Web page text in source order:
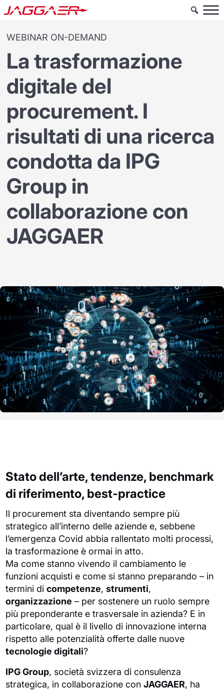
WEBINAR ON-DEMAND
La trasformazione
digitale del
procurement. I
risultati di una ricerca
condotta da IPG
Group in
collaborazione con
JAGGAER
Stato dell’arte, tendenze, benchmark
di riferimento, best-practice
Il procurement sta diventando sempre più
strategico all’interno delle aziende e, sebbene
l’emergenza Covid abbia rallentato molti processi,
la trasformazione è ormai in atto.
Ma come stanno vivendo il cambiamento le
funzioni acquisti e come si stanno preparando – in
termini dicompetenze,strumenti,
organizzazione – per sostenere un ruolo sempre
più preponderante e trasversale in azienda? E in
particolare, qual è il livello di innovazione interna
rispetto alle potenzialità offerte dalle nuove
tecnologie digitali?
IPG Group, società svizzera di consulenza
strategica, in collaborazione conJAGGAER, ha